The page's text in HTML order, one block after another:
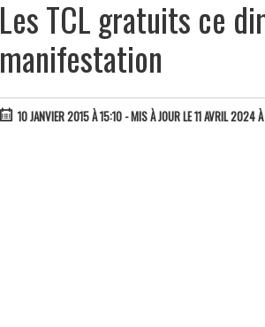
Les TCL gratuits ce
manifestation
10 JANVIER 2015 À 15:10 - MIS À JOUR LE 11 AVRIL 2024